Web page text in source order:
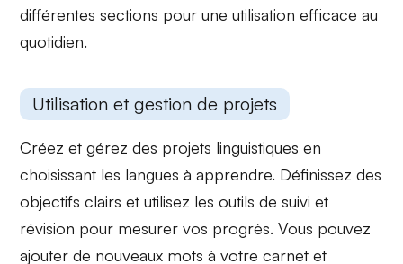
différentes sections pour une utilisation efficace au
quotidien.
Utilisation et gestion de projets
Créez et gérez des projets linguistiques en
choisissant les langues à apprendre. Définissez des
objectifs clairs et utilisez les outils desuivi et
révision pour mesurer vos progrès. Vous pouvez
ajouter de nouveaux mots à votre carnet et